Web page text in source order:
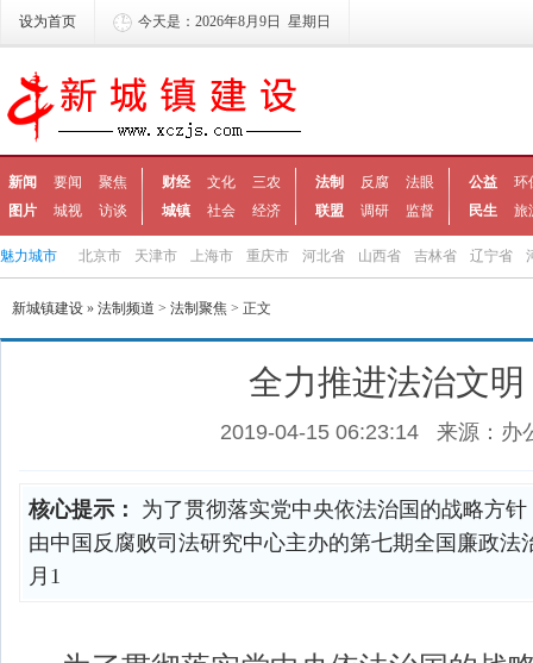
设为首页 今天是：2026年8月9日 星期日
新闻 要闻
聚焦
图片
城视 访谈
财经 文化
三农
城镇
社会 经济
法制 反腐
法眼
联盟
调研 监督
公益
环
民生
旅
魅力城市 北京市 天津市 上海市 重庆市 河北省 山西省 吉林省 辽宁省
新城镇建设 » 法制频道 > 法制聚焦 > 正文
全力推进法治文明
2019-04-15 06:23:14 来源：办
核心提示：
为了贯彻落实党中央依法治国的战略方
由中国反腐败司法研究中心主办的第七期全国廉政法
月1